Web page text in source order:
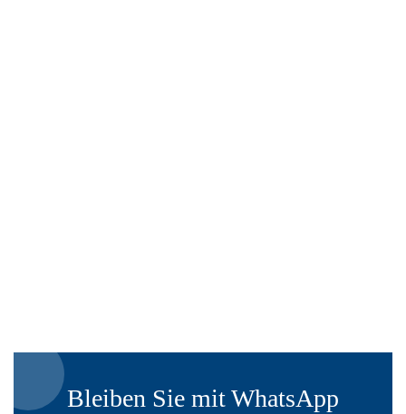
Bleiben Sie mit WhatsApp